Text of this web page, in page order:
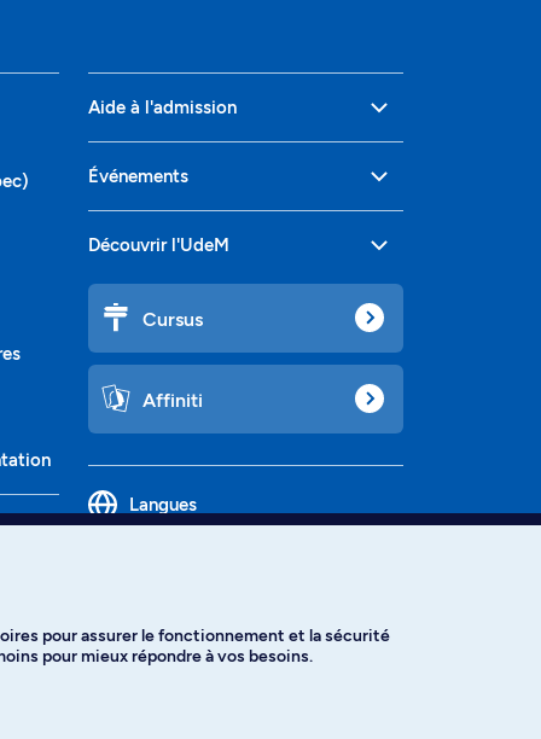
Aide à l'admission
Événements
Découvrir l'UdeM
Cursus
Affiniti
Langues
pour assurer le fonctionnement et la sécurité
pour mieux répondre à vos besoins.